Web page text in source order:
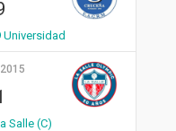
Universidad
Salle (C)